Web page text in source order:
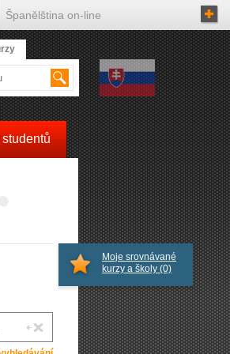
Moje srovnávané
kurzy a školy (0)
Španělština on-line